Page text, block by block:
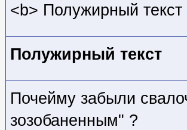
<b> Полужирный текст
Полужирный текст
Почейму забыли
зозобаненным" ?